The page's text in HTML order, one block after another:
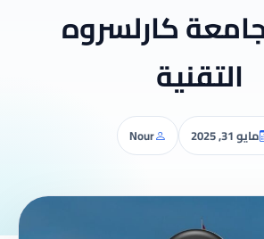
كارلسروه
التقنية
مايو 31, 2025 Nour